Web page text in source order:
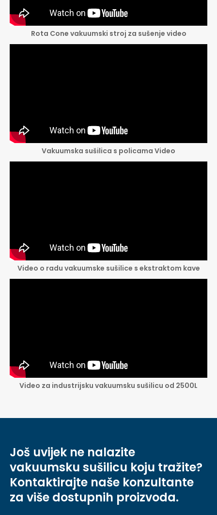
Rota Cone vakuumski stroj za sušenje video
Vakuumska sušilica s policama Video
Video o radu vakuumske sušilice s ekstraktom kave
Video za industrijsku vakuumsku sušilicu od 2500L
Još uvijek ne nalazite
vakuumsku sušilicu koju tražite?
Kontaktirajte naše konzultante
za više dostupnih proizvoda.